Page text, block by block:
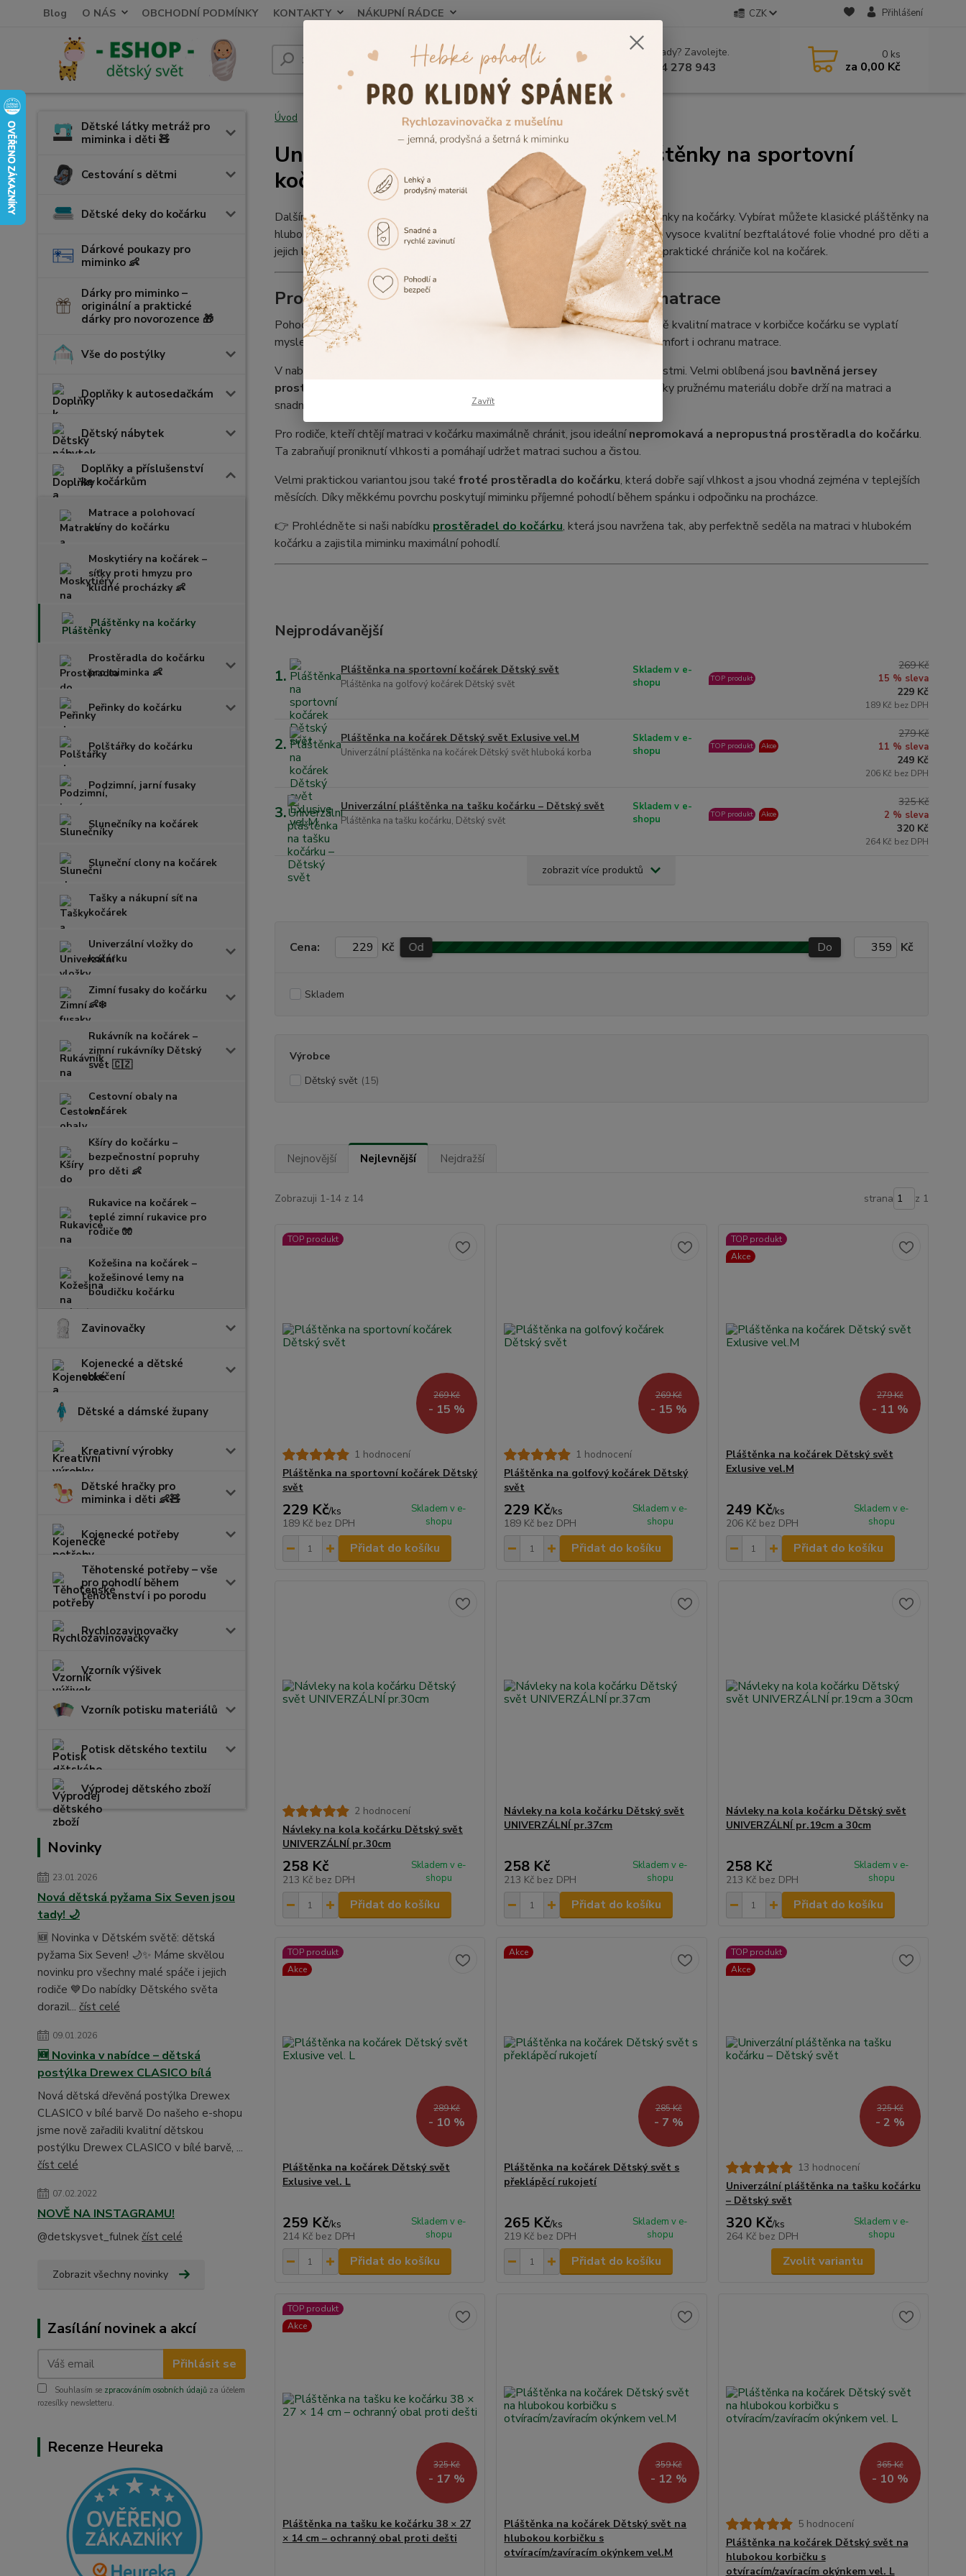
Blog O NÁS OBCHODNÍ PODMÍNKY KONTAKTY NÁKUPNÍ RÁDCE CZK Přihlášení
Hledat Nevíte si rady? Zavolejte.
+420 604 278 943
0 ks
za 0,00 Kč
Dětské látky metráž pro
miminka i děti 🧸
Cestování s dětmi
Dětské deky do kočárku
Dárkové poukazy pro
miminko 👶
Dárky pro miminko –
originální a praktické
dárky pro novorozence 🎁
Vše do postýlky
Doplňky k autosedačkám
Dětský nábytek
Doplňky a příslušenství
ke kočárkům
Matrace a polohovací
klíny do kočárku
Moskytiéry na kočárek –
síťky proti hmyzu pro
klidné procházky 👶
Pláštěnky na kočárky
Prostěradla do kočárku
pro miminka 👶
Peřinky do kočárku
Polštářky do kočárku
Podzimní, jarní fusaky
Slunečníky na kočárek
Sluneční clony na kočárek
Tašky a nákupní síť na
kočárek
Univerzální vložky do
kočárku
Zimní fusaky do kočárku
👶❄️
Rukávník na kočárek –
zimní rukávníky Dětský
svět 🇨🇿
Cestovní obaly na
kočárek
Kšíry do kočárku –
bezpečnostní popruhy
pro děti 👶
Rukavice na kočárek –
teplé zimní rukavice pro
rodiče 🧤
Kožešina na kočárek –
kožešinové lemy na
boudičku kočárku
Zavinovačky
Kojenecké a dětské
oblečení
Dětské a dámské župany
Kreativní výrobky
Dětské hračky pro
miminka i děti 👶🧸
Kojenecké potřeby
Těhotenské potřeby – vše
pro pohodlí během
těhotenství i po porodu
Rychlozavinovačky
Vzorník výšivek
Vzorník potisku materiálů
Potisk dětského textilu
Výprodej dětského zboží
Novinky
23.01.2026
Nová dětská pyžama Six Seven jsou
tady! 🌙
🆕 Novinka v Dětském světě: dětská
pyžama Six Seven! 🌙✨ Máme skvělou
novinku pro všechny malé spáče i jejich
rodiče 💙Do nabídky Dětského světa
dorazil... číst celé
09.01.2026
🆕 Novinka v nabídce – dětská
postýlka Drewex CLASICO bílá
Nová dětská dřevěná postýlka Drewex
CLASICO v bílé barvě Do našeho e-shopu
jsme nově zařadili kvalitní dětskou
postýlku Drewex CLASICO v bílé barvě, ...
číst celé
07.02.2022
NOVĚ NA INSTAGRAMU!
@detskysvet_fulnek číst celé
Zobrazit všechny novinky
Zasílání novinek a akcí
Přihlásit se
Souhlasím se zpracováním osobních údajů za účelem
rozesílky newsletteru.
Recenze Heureka
Úvod Doplňky a příslušenství ke kočárkům Pláštěnky na kočárky
Univerzální pláštenky na kočárky i pláštěnky na sportovní
kočárek
Dalším kvalitním výrobkem z našich dílen Dětský Svět jsou univerzální pláštěnky na kočárky. Vybírat můžete klasické pláštěnky na
hluboký kočárek nebo pláštěnky na
sportovní kočárek
, které jsou vyrobeny z vysoce kvalitní bezftalátové folie vhodné pro děti a
jejich lem je zajištěn pevným šikmým proužkem. V nabídce navíc najdete také praktické chrániče kol na kočárek.
Prostěradla do kočárku pro pohodlí a ochranu matrace
Pohodlí miminka během procházek je pro každého rodiče velmi důležité. Kromě kvalitní matrace v korbičce kočárku se vyplatí
myslet také napraktické prostěradlo do kočárku
, které zajistí hygienu, komfort i ochranu matrace.
V nabídce najdete několik typů prostěradel, které se liší materiálem i vlastnostmi. Velmi oblíbená jsou bavlněná jersey
prostěradla do kočárku
, která jsou měkká, prodyšná a příjemná na dotek. Díky pružnému materiálu dobře drží na matraci a
snadno se nasazují.
Pro rodiče, kteří chtějí matraci v kočárku maximálně chránit, jsou ideálnínepromokavá a nepropustná prostěradla do kočárku.
Ta zabraňují proniknutí vlhkosti a pomáhají udržet matraci suchou a čistou.
Velmi praktickou variantou jsou také froté prostěradla do kočárku, která dobře sají vlhkost a jsou vhodná zejména v teplejších
měsících. Díky měkkému povrchu poskytují miminku příjemné pohodlí během spánku i odpočinku na procházce.
👉 Prohlédněte si naši nabídku prostěradel do kočárku, která jsou navržena tak, aby perfektně seděla na matraci v hlubokém
kočárku a zajistila miminku maximální pohodlí.
Nejprodávanější
1. Pláštěnka na sportovní kočárek Dětský svět
Pláštěnka na golfový kočárek Dětský svět
Skladem v e-
shopu
TOP produkt
269 Kč
15 % sleva
229 Kč
189 Kč bez DPH
2. Pláštěnka na kočárek Dětský svět Exlusive vel.M
Univerzální pláštěnka na kočárek Dětský svět hluboká korba
Skladem v e-
shopu
TOP produkt Akce
279 Kč
11 % sleva
249 Kč
206 Kč bez DPH
3. Univerzální pláštěnka na tašku kočárku – Dětský svět
Pláštěnka na tašku kočárku, Dětský svět
Skladem v e-
shopu
TOP produkt Akce
325 Kč
2 % sleva
320 Kč
264 Kč bez DPH
zobrazit více produktů
Cena: Kč Od Do Kč
Skladem
Výrobce
Dětský svět (15)
Nejnovější Nejlevnější Nejdražší
Zobrazuji 1-14 z 14 strana z 1
TOP produkt
269 Kč
- 15 %
1 hodnocení
Pláštěnka na sportovní kočárek Dětský
svět
229 Kč/ks
189 Kč bez DPH
Skladem v e-
shopu
Přidat do košíku
269 Kč
- 15 %
1 hodnocení
Pláštěnka na golfový kočárek Dětský
svět
229 Kč/ks
189 Kč bez DPH
Skladem v e-
shopu
Přidat do košíku
TOP produkt
Akce
279 Kč
- 11 %
Pláštěnka na kočárek Dětský svět
Exlusive vel.M
249 Kč/ks
206 Kč bez DPH
Skladem v e-
shopu
Přidat do košíku
2 hodnocení
Návleky na kola kočárku Dětský svět
UNIVERZÁLNÍ pr.30cm
258 Kč
213 Kč bez DPH
Skladem v e-
shopu
Přidat do košíku
Návleky na kola kočárku Dětský svět
UNIVERZÁLNÍ pr.37cm
258 Kč
213 Kč bez DPH
Skladem v e-
shopu
Přidat do košíku
Návleky na kola kočárku Dětský svět
UNIVERZÁLNÍ pr.19cm a 30cm
258 Kč
213 Kč bez DPH
Skladem v e-
shopu
Přidat do košíku
TOP produkt
Akce
289 Kč
- 10 %
Pláštěnka na kočárek Dětský svět
Exlusive vel. L
259 Kč/ks
214 Kč bez DPH
Skladem v e-
shopu
Přidat do košíku
Akce
285 Kč
- 7 %
Pláštěnka na kočárek Dětský svět s
překlápěcí rukojetí
265 Kč/ks
219 Kč bez DPH
Skladem v e-
shopu
Přidat do košíku
TOP produkt
Akce
325 Kč
- 2 %
13 hodnocení
Univerzální pláštěnka na tašku kočárku
– Dětský svět
320 Kč/ks
264 Kč bez DPH
Skladem v e-
shopu
Zvolit variantu
TOP produkt
Akce
325 Kč
- 17 %
Pláštěnka na tašku ke kočárku 38 × 27
× 14 cm – ochranný obal proti dešti
359 Kč
- 12 %
Pláštěnka na kočárek Dětský svět na
hlubokou korbičku s
otvíracím/zavíracím okýnkem vel.M
365 Kč
- 10 %
5 hodnocení
Pláštěnka na kočárek Dětský svět na
hlubokou korbičku s
otvíracím/zavíracím okýnkem vel. L
Zavřít